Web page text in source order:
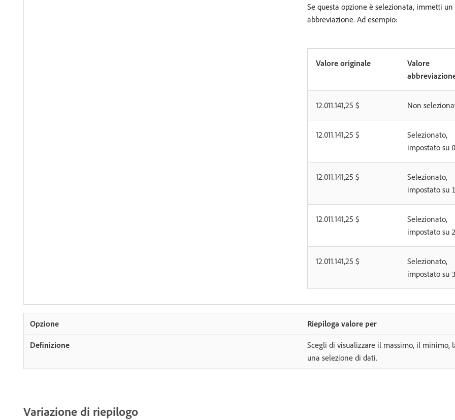
Se questa opzione è selezionata, immetti
abbreviazione. Ad esempio:
Valore originale
Valore
12.011.141,25 $ Non
12.011.141,25 $
Selezionato,
impostato su 0
12.011.141,25 $
Selezionato,
impostato su 1
12.011.141,25 $
Selezionato,
impostato su 2
12.011.141,25 $
Selezionato,
impostato su 3
Riepiloga valore per
Scegli di visualizzare il massimo, il minimo,
una selezione di dati.
Variazione di riepilogo